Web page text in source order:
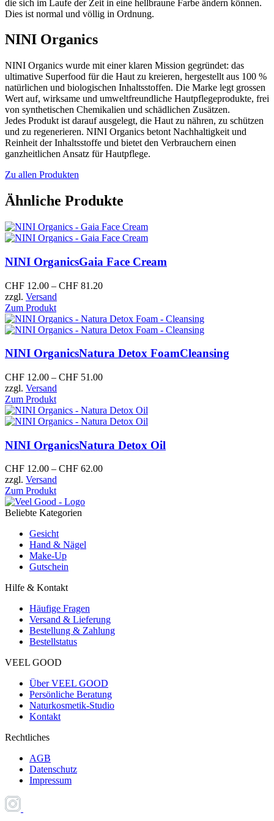
die sich im Laufe der Zeit in eine hellbraune Farbe ändern können.
Dies ist normal und völlig in Ordnung.
NINI Organics
NINI Organics wurde mit einer klaren Mission gegründet: das
ultimative Superfood für die Haut zu kreieren, hergestellt aus 100 %
natürlichen und biologischen Inhaltsstoffen. Die Marke legt grossen
Wert auf, wirksame und umweltfreundliche Hautpflegeprodukte, frei
von synthetischen Chemikalien und schädlichen Zusätzen.
Jedes Produkt ist darauf ausgelegt, die Haut zu nähren, zu schützen
und zu regenerieren. NINI Organics betont Nachhaltigkeit und
Reinheit der Inhaltsstoffe und bietet den Verbrauchern einen
ganzheitlichen Ansatz für Hautpflege.
Zu allen Produkten
Ähnliche Produkte
NINI OrganicsGaia Face Cream
CHF 12.00 – CHF 81.20
zzgl. Versand
Zum Produkt
NINI OrganicsNatura Detox FoamCleansing
CHF 12.00 – CHF 51.00
zzgl. Versand
Zum Produkt
NINI OrganicsNatura Detox Oil
CHF 12.00 – CHF 62.00
zzgl. Versand
Zum Produkt
Beliebte Kategorien
Gesicht
Hand & Nägel
Make-Up
Gutschein
Hilfe & Kontakt
Häufige Fragen
Versand & Lieferung
Bestellung & Zahlung
Bestellstatus
VEEL GOOD
Über VEEL GOOD
Persönliche Beratung
Naturkosmetik-Studio
Kontakt
Rechtliches
AGB
Datenschutz
Impressum